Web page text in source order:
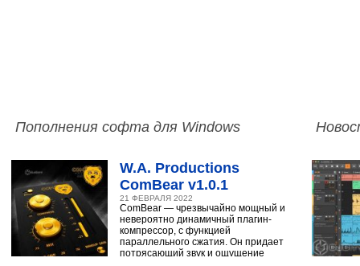
Пополнения софта для Windows
W.A. Productions
ComBear v1.0.1
21 ФЕВРАЛЯ 2022
ComBear — чрезвычайно мощный и
невероятно динамичный плагин-
компрессор, с функцией
параллельного сжатия. Он придает
потрясающий звук и ощущение